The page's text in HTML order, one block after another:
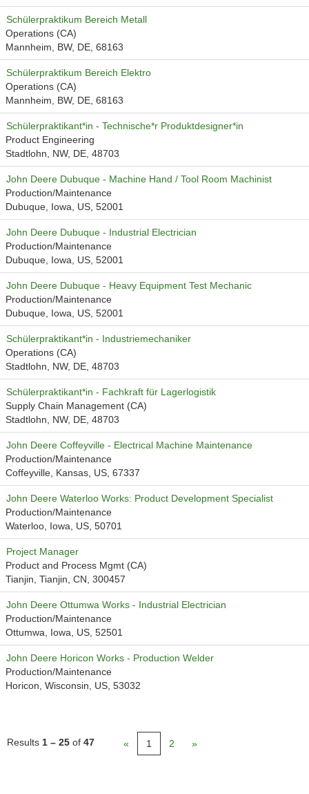
Schülerpraktikum Bereich Metall
Operations (CA)
Mannheim, BW, DE, 68163
Schülerpraktikum Bereich Elektro
Operations (CA)
Mannheim, BW, DE, 68163
Schülerpraktikant*in - Technische*r Produktdesigner*in
Product Engineering
Stadtlohn, NW, DE, 48703
John Deere Dubuque - Machine Hand / Tool Room Machinist
Production/Maintenance
Dubuque, Iowa, US, 52001
John Deere Dubuque - Industrial Electrician
Production/Maintenance
Dubuque, Iowa, US, 52001
John Deere Dubuque - Heavy Equipment Test Mechanic
Production/Maintenance
Dubuque, Iowa, US, 52001
Schülerpraktikant*in - Industriemechaniker
Operations (CA)
Stadtlohn, NW, DE, 48703
Schülerpraktikant*in - Fachkraft für Lagerlogistik
Supply Chain Management (CA)
Stadtlohn, NW, DE, 48703
John Deere Coffeyville - Electrical Machine Maintenance
Production/Maintenance
Coffeyville, Kansas, US, 67337
John Deere Waterloo Works: Product Development Specialist
Production/Maintenance
Waterloo, Iowa, US, 50701
Project Manager
Product and Process Mgmt (CA)
Tianjin, Tianjin, CN, 300457
John Deere Ottumwa Works - Industrial Electrician
Production/Maintenance
Ottumwa, Iowa, US, 52501
John Deere Horicon Works - Production Welder
Production/Maintenance
Horicon, Wisconsin, US, 53032
Results 1 – 25 of 47 « 1 2 »